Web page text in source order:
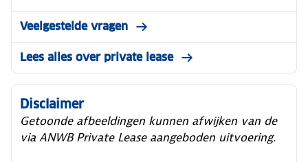
Veelgestelde vragen
Lees alles over private lease
Disclaimer
Getoonde afbeeldingen kunnen afwijken van de
via ANWB Private Lease aangeboden uitvoering.